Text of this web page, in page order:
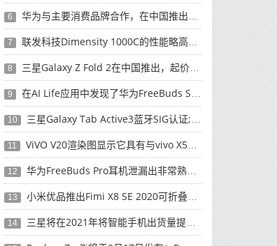
6 华为与主要消费品牌合作，在中国推出采用HarmonyOS 2.0的智能家居产品
7 联发科技Dimensity 1000C的性能略高于Snapdragon 765G
8 三星Galaxy Z Fold 2在中国推出，起价为16,999元
9 在AI Life应用中发现了华为FreeBuds Studio耳机
10 三星Galaxy Tab Active3蓝牙SIG认证; 发布可能快要结束了
11 ViVO V20渲染图显示它具有与vivo X50 Pro类似的后部设计
12 华为FreeBuds Pro耳机泄漏出非常熟悉的设计
13 小米优品推出Fimi X8 SE 2020可折叠无人机
14 三星将在2021年将智能手机出货量提高至3亿部